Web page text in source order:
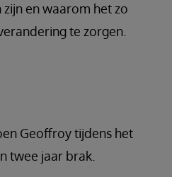
en waarom het zo
te zorgen.
Geoffroy tijdens het
twee jaar brak.